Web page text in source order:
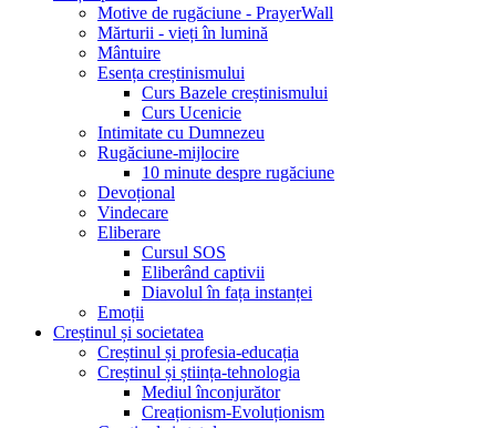
Motive de rugăciune - PrayerWall
Mărturii - vieți în lumină
Mântuire
Esența creștinismului
Curs Bazele creștinismului
Curs Ucenicie
Intimitate cu Dumnezeu
Rugăciune-mijlocire
10 minute despre rugăciune
Devoțional
Vindecare
Eliberare
Cursul SOS
Eliberând captivii
Diavolul în fața instanței
Emoții
Creștinul și societatea
Creștinul și profesia-educația
Creștinul și știința-tehnologia
Mediul înconjurător
Creaționism-Evoluționism